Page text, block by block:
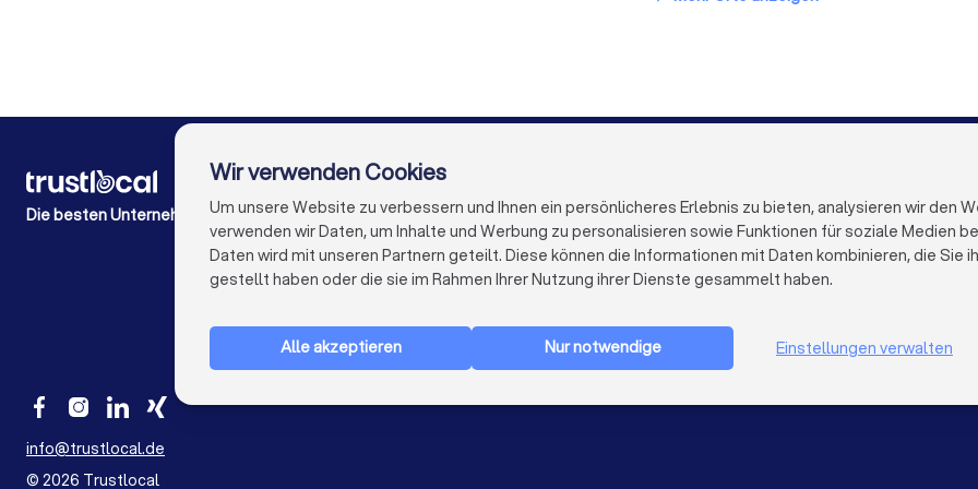
Die besten Unternehmen für Sie
info@trustlocal.de
FÜR PRIVATPERSONEN
Wie es funktioniert
Experten-Blogs
Kostenaufstellungen
Beschwerde über Firma
Studien & Einblicke
Firmenprofil löschen
Trustlocal Top Pro
Erfahrungen
Impulse
Über
Arbeiten bei
Kontakt
Datenschutz
Sitemap
© 2026 Trustlocal
Wir verwenden Cookies
Um unsere Website zu verbessern und Ihnen ein persönlicheres Erlebnis zu bieten, analysieren wir den
verwenden wir Daten, um Inhalte und Werbung zu personalisieren sowie Funktionen für soziale Medien
Daten wird mit unseren Partnern geteilt. Diese können die Informationen mit Daten kombinieren, die Sie
gestellt haben oder die sie im Rahmen Ihrer Nutzung ihrer Dienste gesammelt haben.
Alle akzeptieren Nur notwendige Einstellungen verwalten